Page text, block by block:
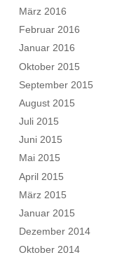
März 2016
Februar 2016
Januar 2016
Oktober 2015
September 2015
August 2015
Juli 2015
Juni 2015
Mai 2015
April 2015
März 2015
Januar 2015
Dezember 2014
Oktober 2014